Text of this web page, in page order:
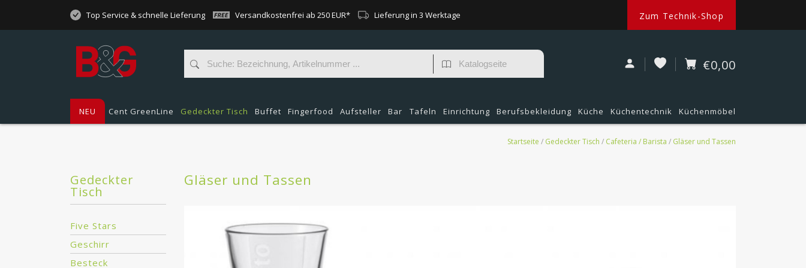
Top Service & schnelle Lieferung Versandkostenfrei ab 250 EUR* Lieferung in 3 Werktage Zum Technik-Shop
€0,00
NEU Cent GreenLine Gedeckter Tisch Buffet Fingerfood Aufsteller Bar Tafeln Einrichtung Berufsbekleidung Küche Küchentechnik Küchenmöbel
Startseite / Gedeckter Tisch / Cafeteria / Barista / Gläser und Tassen
Gedeckter
Tisch
Five Stars
Geschirr
Besteck
Gläser und Tassen